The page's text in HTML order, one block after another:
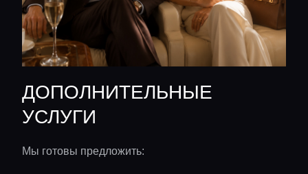
ДОПОЛНИТЕЛЬНЫЕ
УСЛУГИ
Мы готовы предложить: